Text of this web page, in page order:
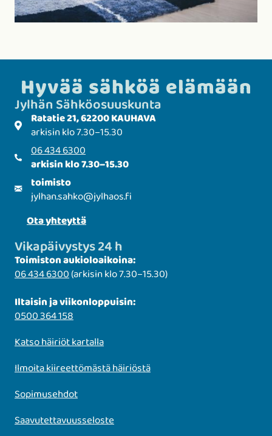
Hyvää sähköä elämään
Jylhän Sähkö­­osuuskunta
Ratatie 21, 62200 KAUHAVA
arkisin klo 7.30–15.30
06 434 6300
arkisin klo 7.30–15.30
toimisto
jylhan.sahko@jylhaos.fi
Ota yhteyttä
Vikapäivystys 24 h
Toimiston aukioloaikoina:
06 434 6300(arkisin klo 7.30–15.30)
Iltaisin ja viikonloppuisin:
0500 364 158
Katso häiriöt kartalla
Ilmoita kiireettömästä häiriöstä
Sopimusehdot
Saavutettavuusseloste